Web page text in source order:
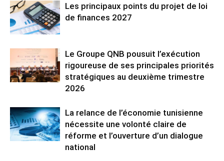
Les principaux points du projet de loi
de finances 2027
Le Groupe QNB pousuit l’exécution
rigoureuse de ses principales priorités
stratégiques au deuxième trimestre
2026
La relance de l’économie tunisienne
nécessite une volonté claire de
réforme et l’ouverture d’un dialogue
national